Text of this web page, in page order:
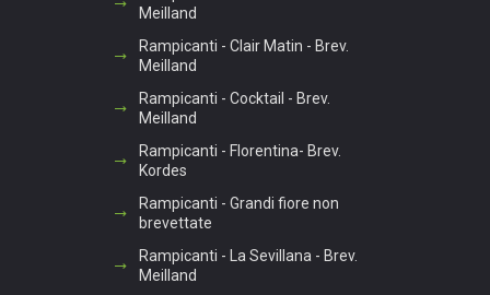
Meilland
Rampicanti - Clair Matin - Brev.
Meilland
Rampicanti - Cocktail - Brev.
Meilland
Rampicanti - Florentina- Brev.
Kordes
Rampicanti - Grandi fiore non
brevettate
Rampicanti - La Sevillana - Brev.
Meilland